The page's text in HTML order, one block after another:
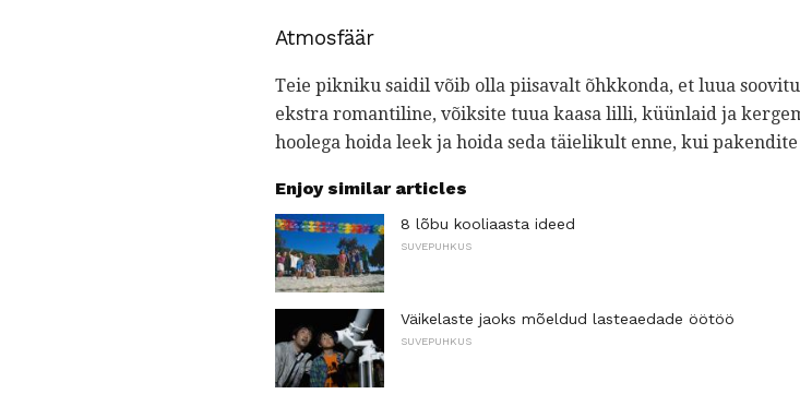
Atmosfäär
Teie pikniku saidil võib olla piisavalt õhkkonda, et luua
ekstra romantiline, võiksite tuua kaasa lilli, küünlaid ja
hoolega hoida leek ja hoida seda täielikult enne, kui
Enjoy similar articles
8 lõbu kooliaasta ideed
SUVEPUHKUS
Väikelaste jaoks mõeldud lasteaedade öötöö
SUVEPUHKUS